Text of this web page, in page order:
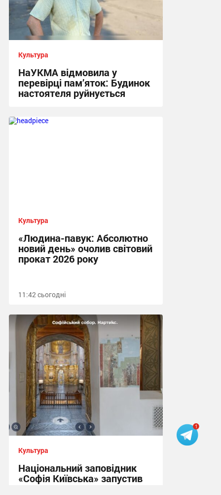
Культура
НаУКМА відмовила у
перевірці пам’яток: Будинок
настоятеля руйнується
Культура
«Людина-павук: Абсолютно
новий день» очолив світовий
прокат 2026 року
11:42 сьогодні
Культура
Національний заповідник
«Софія Київська» запустив
віртуальний тур онлайн